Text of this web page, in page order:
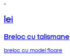
lei
Breloc cu talismane
breloc cu model floare